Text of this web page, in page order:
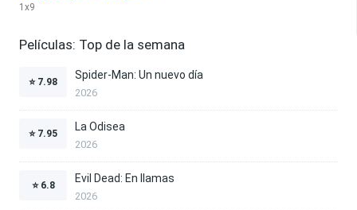
1 x9
Películas: Top de la semana
⭐ 7.98
Spider-Man: Un nuevo día
2026
⭐ 7.95
La Odisea
2026
⭐ 6.8
Evil Dead: En llamas
2026